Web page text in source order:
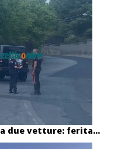
due vetture: ferita...